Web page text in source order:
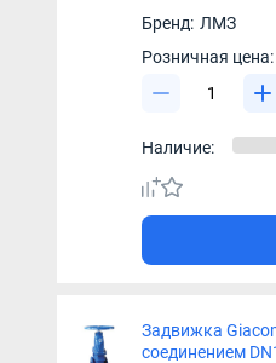
Бренд: ЛМЗ
Розничная цена:
Наличие:
Задвижка
соединением